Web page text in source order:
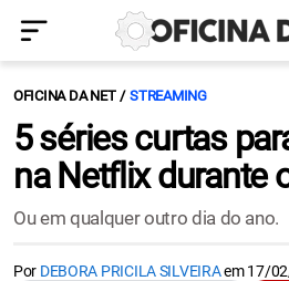
OFICINA DA NET STREAMING
5 séries curtas
na Netflix durante
Ou em qualquer outro dia do ano.
Por DEBORA PRICILA SILVEIRAem17/